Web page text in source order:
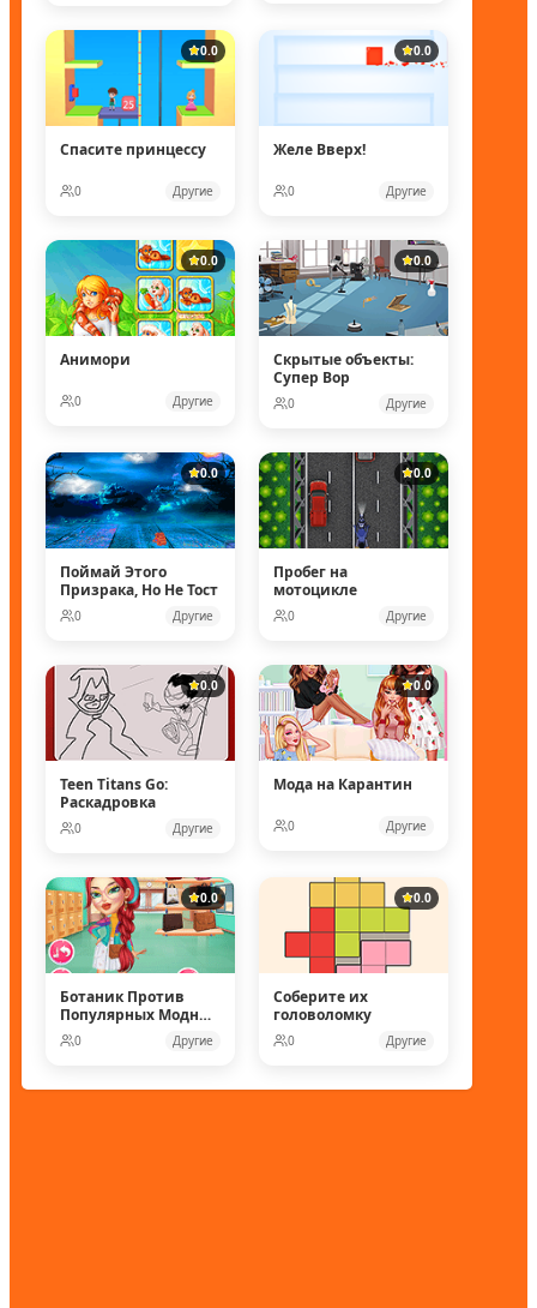
0.0
Спасите принцессу
0 Другие
0.0
Желе Вверх!
0 Другие
0.0
Анимори
0 Другие
0.0
Скрытые объекты:
Супер Вор
0 Другие
0.0
Поймай Этого
Призрака, Но Не Тост
0 Другие
0.0
Пробег на
мотоцикле
0 Другие
0.0
Teen Titans Go:
Раскадровка
0 Другие
0.0
Мода на Карантин
0 Другие
0.0
Ботаник Против
Популярных Модных
Кукол
0 Другие
0.0
Соберите их
головоломку
0 Другие